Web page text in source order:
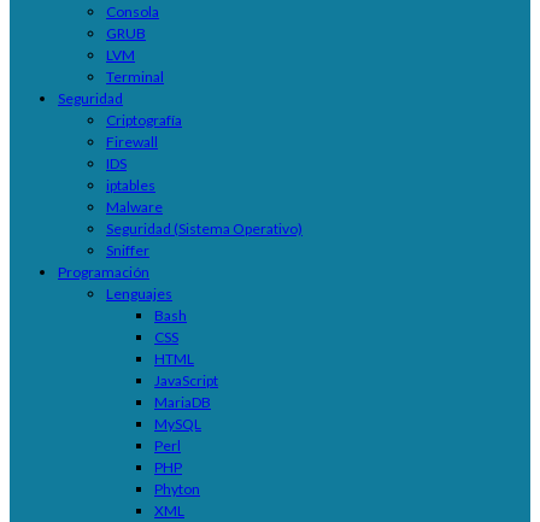
Consola
GRUB
LVM
Terminal
Seguridad
Criptografía
Firewall
IDS
iptables
Malware
Seguridad (Sistema Operativo)
Sniffer
Programación
Lenguajes
Bash
CSS
HTML
JavaScript
MariaDB
MySQL
Perl
PHP
Phyton
XML